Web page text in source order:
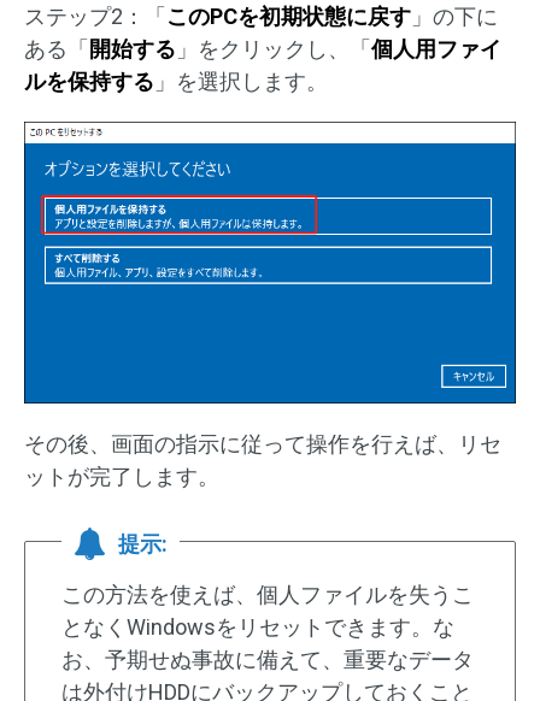
ステップ2：「 このPCを初期状態に戻す 」の下に
ある「 開始する 」をクリックし、「 個人用ファイ
ルを保持する 」を選択します。
その後、画面の指示に従って操作を行えば、リセ
ットが完了します。
提示:
この方法を使えば、個人ファイルを失うこ
となくWindowsをリセットできます。な
お、予期せぬ事故に備えて、重要なデータ
は外付けHDDにバックアップしておくこと